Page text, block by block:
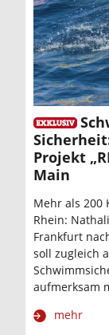
Projekt
Main
Mehr als 200
Rhein:
Frankfurt
soll zugleich
aufmerksam
mehr